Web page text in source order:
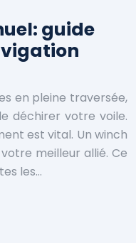
guide
en pleine traversée,
déchirer votre voile.
est vital. Un winch
meilleur allié. Ce
les…